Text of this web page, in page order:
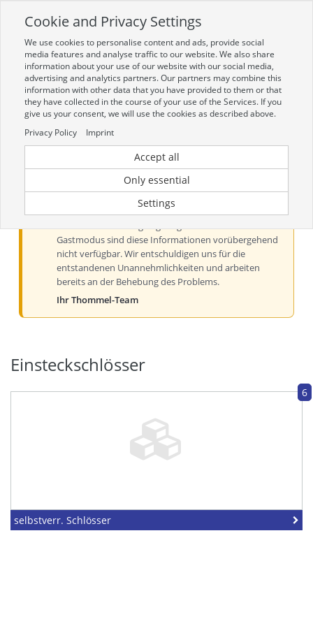
Zur mobilen Kompaktversion (Login erforderlich)
Toggle
navigation
Aktueller Hinweis zu Preisen und
Verfügbarkeiten
Liebe Kundinnen und Kunden, derzeit können Preise
und Verfügbarkeiten aus technischen Gründen nur
Gastmodus sind diese Informationen vorübergehend
nicht verfügbar. Wir entschuldigen uns für die
entstandenen Unannehmlichkeiten und arbeiten
bereits an der Behebung des Problems.
Ihr Thommel-Team
Einsteckschlösser
6
selbstverr. Schlösser
Cookie and Privacy Settings
We use cookies to personalise content and ads, provide social
media features and analyse traffic to our website. We also share
information about your use of our website with our social media,
advertising and analytics partners. Our partners may combine this
information with other data that you have provided to them or that
they have collected in the course of your use of the Services. If you
give us your consent, we will use the cookies as described above.
Privacy Policy
Imprint
Accept all
Only essential
Settings